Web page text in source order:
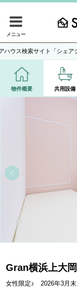
メニュー
ハウス検索サイト「シェア
物件概要 共用設備
Gran横浜上大岡
女性限定♪ 2026年3月